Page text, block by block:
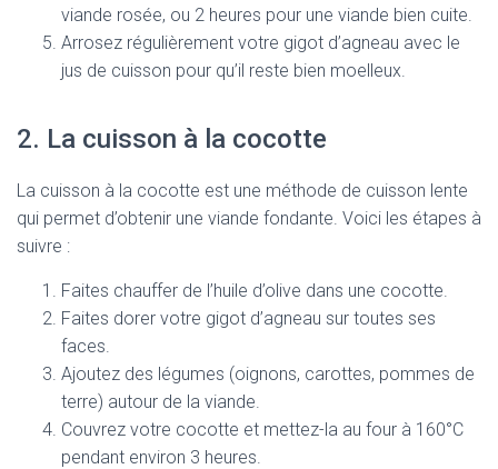
viande rosée, ou 2 heures pour une viande bien cuite.
Arrosez régulièrement votre gigot d’agneau avec le
jus de cuisson pour qu’il reste bien moelleux.
2. La cuisson à la cocotte
La cuisson à la cocotte est une méthode de cuisson lente
qui permet d’obtenir une viande fondante. Voici les étapes à
suivre :
Faites chauffer de l’huile d’olive dans une cocotte.
Faites dorer votre gigot d’agneau sur toutes ses
faces.
Ajoutez des légumes (oignons, carottes, pommes de
terre) autour de la viande.
Couvrez votre cocotte et mettez-la au four à 160°C
pendant environ 3 heures.